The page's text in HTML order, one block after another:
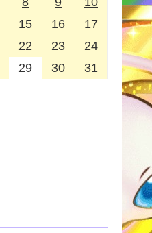
15 16
17
22 23
24
29 30 31